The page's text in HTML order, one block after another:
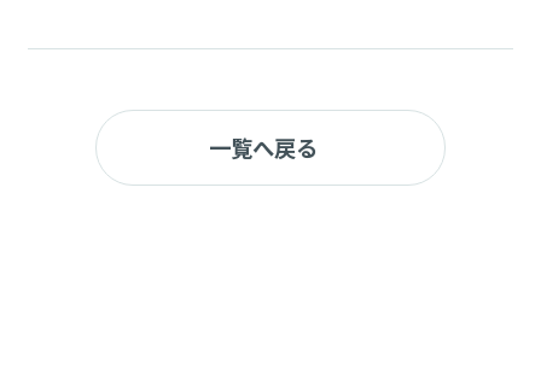
一覧へ戻る